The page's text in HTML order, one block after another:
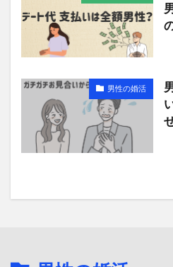
男性の婚活